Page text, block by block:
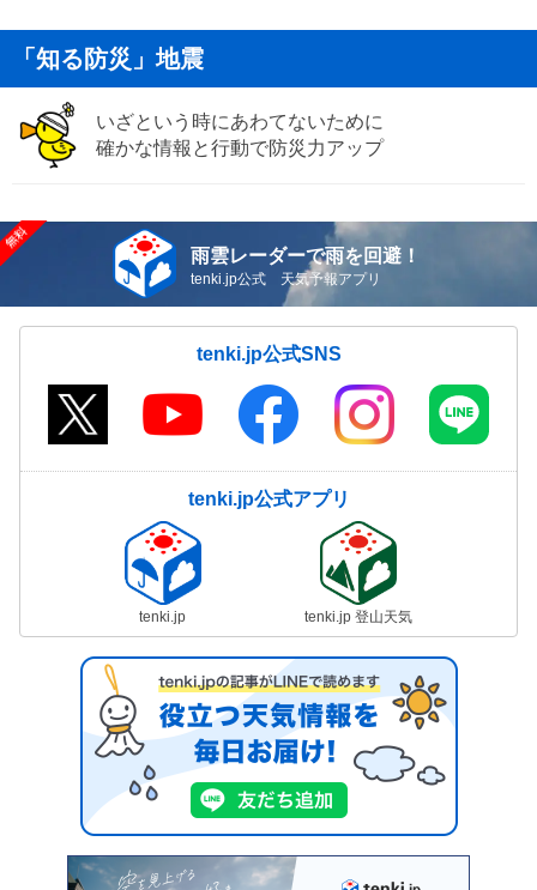
「知る防災」地震
いざという時にあわてないために
確かな情報と行動で防災力アップ
雨雲レーダーで雨を回避！
tenki.jp公式 天気予報アプリ
tenki.jp公式SNS
tenki.jp公式アプリ
tenki.jp tenki.jp 登山天気